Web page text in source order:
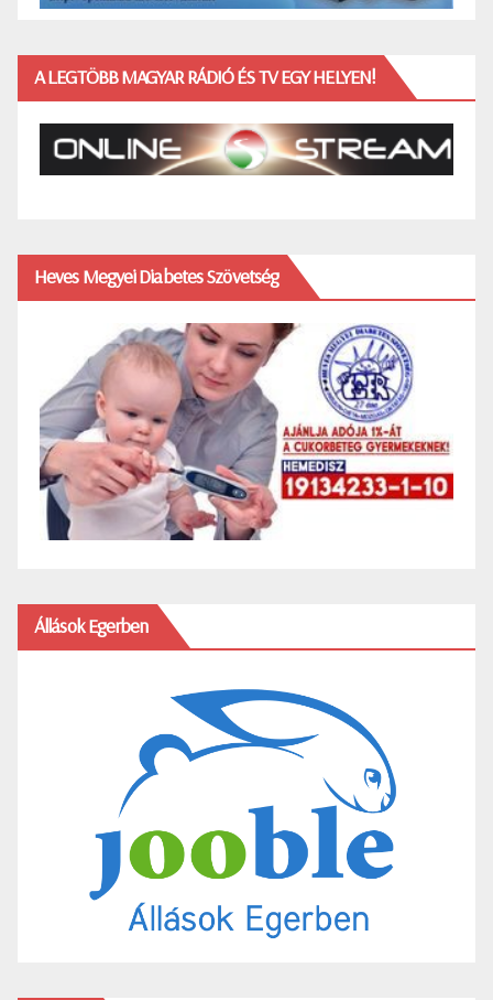
A LEGTÖBB MAGYAR RÁDIÓ ÉS TV EGY HELYEN!
Heves Megyei Diabetes Szövetség
Állások Egerben